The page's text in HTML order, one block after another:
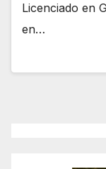
Licenciado en
en…